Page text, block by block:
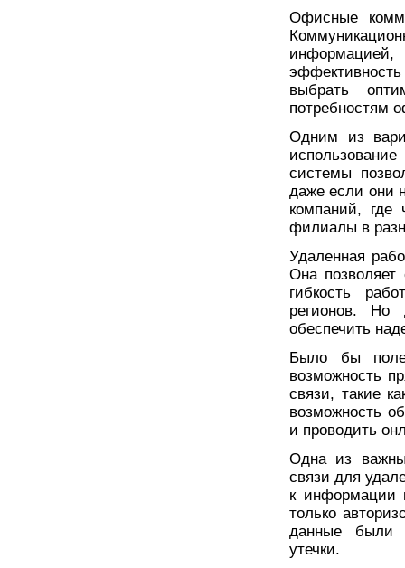
Офисные
информацией,
выбрать
потребностям
Одним из
системы
даже если они
компаний, где
филиалы в
Удаленная
Она позволяет
гибкость
регионов. Но
обеспечить
Было бы
возможность
связи, такие
возможность
и проводить
Одна из
связи для
к информации
только
данные были
утечки.